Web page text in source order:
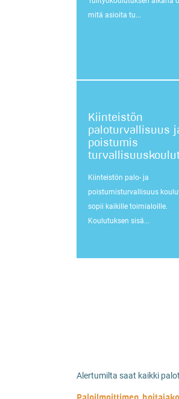
mitä asioita tu...
Kiinteistön
paloturvallisuus
poistumis
Kiinteistön palo- ja
poistumisturvallisuus
sopii kaikille toimialoille.
Koulutuksen sisä...
Alertumilta saat kaikki
Paloilmoittimen